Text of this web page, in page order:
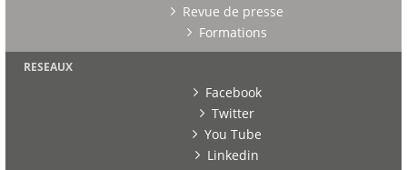
Revue de presse
Formations
RESEAUX
Facebook
Twitter
You Tube
Linkedin